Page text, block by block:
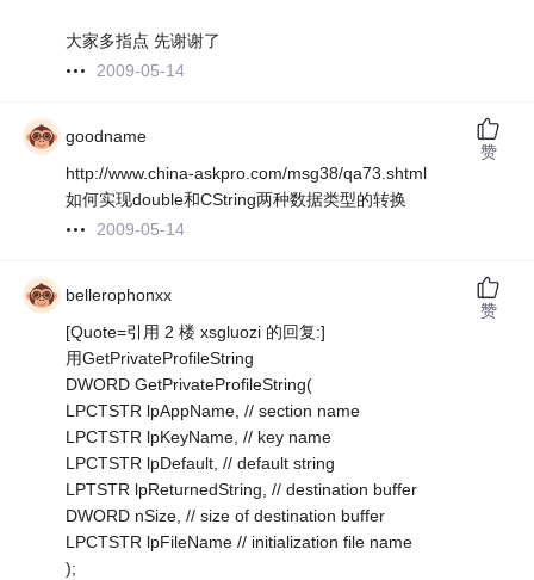
大家多指点 先谢谢了
2009-05-14
goodname
http://www.china-askpro.com/msg38/qa73.shtml
如何实现double和CString两种数据类型的转换
2009-05-14
赞
bellerophonxx
[Quote=引用 2 楼 xsgluozi 的回复:]
用GetPrivateProfileString
DWORD GetPrivateProfileString(
LPCTSTR lpAppName, // section name
LPCTSTR lpKeyName, // key name
LPCTSTR lpDefault, // default string
LPTSTR lpReturnedString, // destination buffer
DWORD nSize, // size of destination buffer
LPCTSTR lpFileName // initialization file name
);
赞